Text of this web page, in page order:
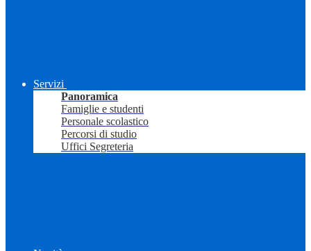
Servizi
Panoramica
Famiglie e studenti
Personale scolastico
Percorsi di studio
Uffici Segreteria